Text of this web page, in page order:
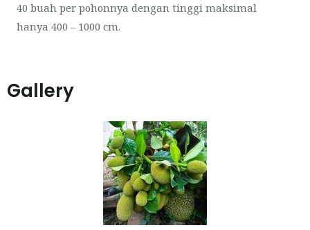
40 buah per pohonnya dengan tinggi maksimal
hanya 400 – 1000 cm.
Gallery